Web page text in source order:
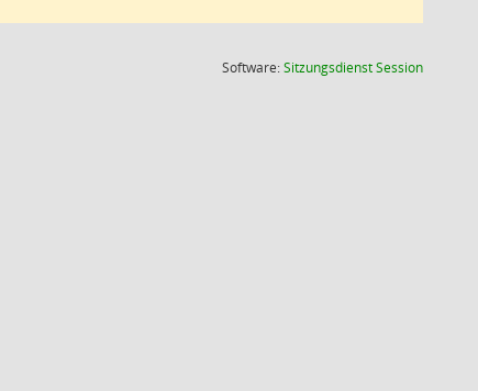
Software:SitzungsdienstSession(Wird in